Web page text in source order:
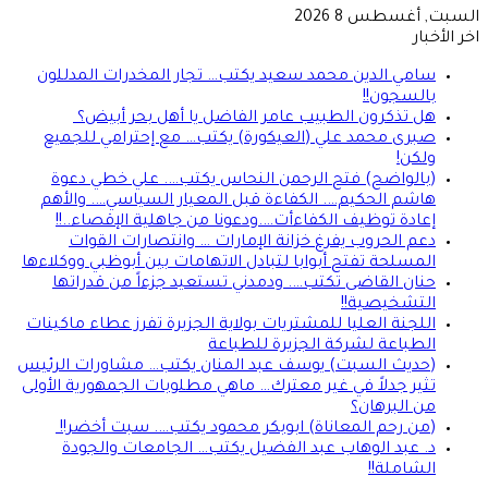
أغسطس 8 2026
الأخبار
سامي الدين محمد سعيد يكتب… تجار المخدرات المدللون
بالسجون!!
هل تذكرون الطبيب عامر الفاضل يا أهل بحر أبيض؟
صبرى محمد علي (العيكورة) يكتب… مع إحترامي للجميع
ولكن!
(بالواضح) فتح الرحمن النحاس يكتب…. علي خطي دعوة
هاشم الحكيم…. الكفاءة قبل المعيار السياسي…. والأهم
إعادة توظيف الكفاءأت….ودعونا من جاهلية الإقصاء..!!
دعم الحروب يفرغ خزانة الإمارات … وانتصارات القوات
المسلحة تفتح أبوابا لتبادل الاتهامات بين أبوظبي ووكلاءها
حنان القاضى تكتب…. ودمدني تستعيد جزءاً من قدراتها
التشخيصية!!
اللجنة العليا للمشتريات بولاية الجزيرة تفرز عطاء ماكينات
الطباعة لشركة الجزيرة للطباعة
(حديث السبت) يوسف عبد المنان يكتب… مشاورات الرئيس
تثير جدلاً في غير معترك… ماهي مطلوبات الجمهورية الأولى
من البرهان؟
(من رحم المعاناة) ابوبكر محمود يكتب…. سبت أخضر!!
د. عبد الوهاب عبد الفضيل يكتب… الجامعات والجودة
الشاملة!!